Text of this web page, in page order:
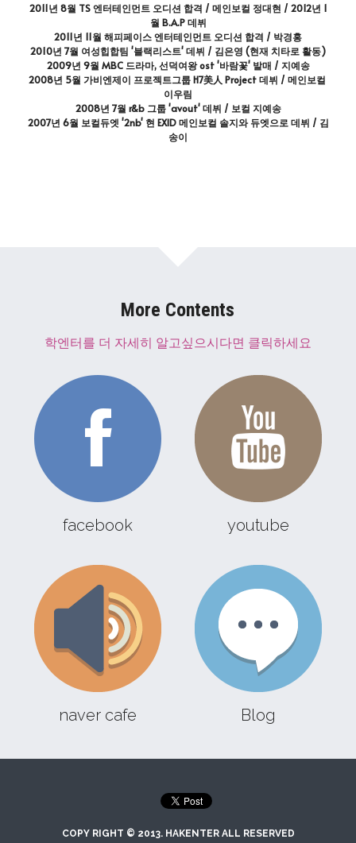
2011년 8월 TS 엔터테인먼트 오디션 합격 / 메인보컬 정대현 / 2012년 1
월 B.A.P 데뷔
2011년 11월 해피페이스 엔터테인먼트 오디션 합격 / 박경홍
2010년 7월 여성힙합팀 '블랙리스트' 데뷔 / 김은영 (현재 치타로 활동)
2009년 9월 MBC 드라마, 선덕여왕 ost '바람꽃' 발매 / 지예송
2008년 5월 가비엔제이 프로젝트그룹 H7美人 Project 데뷔 / 메인보컬
이우림
2008년 7월 r&b 그룹 'avout' 데뷔 / 보컬 지예송
2007년 6월 보컬듀엣 '2nb' 현 EXID 메인보컬 솔지와 듀엣으로 데뷔 / 김
송이
More Contents
학엔터를 더 자세히 알고싶으시다면 클릭하세요
facebook youtube
naver cafe Blog
COPY RIGHT © 2013. HAKENTER ALL RESERVED